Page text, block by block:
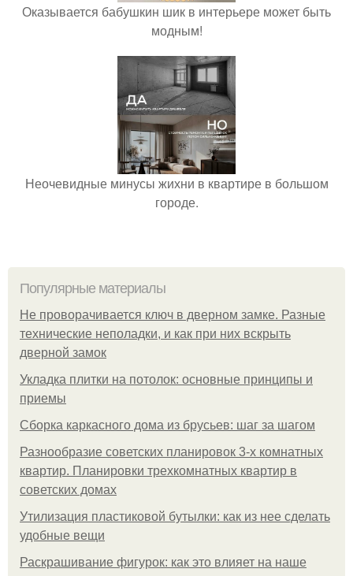
Оказывается бабушкин шик в интерьере может быть
модным!
Неочевидные минусы жихни в квартире в большом
городе.
Популярные материалы
Не проворачивается ключ в дверном замке. Разные
технические неполадки, и как при них вскрыть
дверной замок
Укладка плитки на потолок: основные принципы и
приемы
Сборка каркасного дома из брусьев: шаг за шагом
Разнообразие советских планировок 3-х комнатных
квартир. Планировки трехкомнатных квартир в
советских домах
Утилизация пластиковой бутылки: как из нее сделать
удобные вещи
Раскрашивание фигурок: как это влияет на наше